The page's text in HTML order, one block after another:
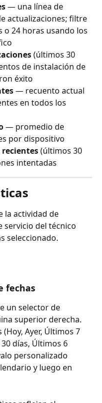
— una línea de
actualizaciones; filtre
o 24 horas usando los
(últimos 30
de instalación de
éxito
— recuento actual
en todos los
— promedio de
por dispositivo
(últimos 30
intentadas
la actividad de
servicio del técnico
seleccionado.
fechas
un selector de
superior derecha.
Ayer, Últimos 7
días, Últimos 6
personalizado
y luego en